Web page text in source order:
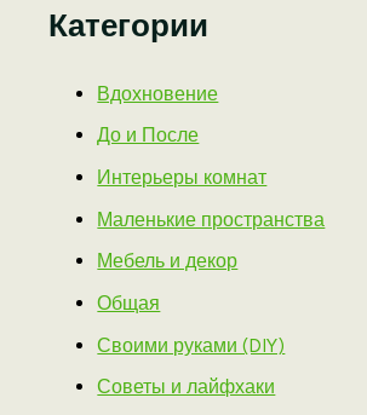
Категории
Вдохновение
До и После
Интерьеры комнат
Маленькие пространства
Мебель и декор
Общая
Своими руками (DIY)
Советы и лайфхаки